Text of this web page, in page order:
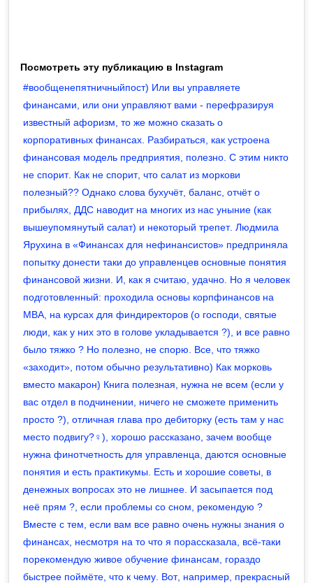
Посмотреть эту публикацию в Instagram
#вообщенепятничныйпост) Или вы управляете
финансами, или они управляют вами - перефразируя
известный афоризм, то же можно сказать о
корпоративных финансах. Разбираться, как устроена
финансовая модель предприятия, полезно. С этим никто
не спорит. Как не спорит, что салат из моркови
полезный?? Однако слова бухучёт, баланс, отчёт о
прибылях, ДДС наводит на многих из нас уныние (как
вышеупомянутый салат) и некоторый трепет. Людмила
Ярухина в «Финансах для нефинансистов» предприняла
попытку донести таки до управленцев основные понятия
финансовой жизни. И, как я считаю, удачно. Но я человек
подготовленный: проходила основы корпфинансов на
MBA, на курсах для финдиректоров (о господи, святые
люди, как у них это в голове укладывается ?), и все равно
было тяжко ? Но полезно, не спорю. Все, что тяжко
«заходит», потом обычно результативно) Как морковь
вместо макарон) Книга полезная, нужна не всем (если у
вас отдел в подчинении, ничего не сможете применить
просто ?), отличная глава про дебиторку (есть там у нас
место подвигу?‍♀️), хорошо рассказано, зачем вообще
нужна финотчетность для управленца, даются основные
понятия и есть практикумы. Есть и хорошие советы, в
денежных вопросах это не лишнее. И засыпается под
неё прям ?, если проблемы со сном, рекомендую ?
Вместе с тем, если вам все равно очень нужны знания о
финансах, несмотря на то что я порассказала, всё-таки
порекомендую живое обучение финансам, гораздо
быстрее поймёте, что к чему. Вот, например, прекрасный